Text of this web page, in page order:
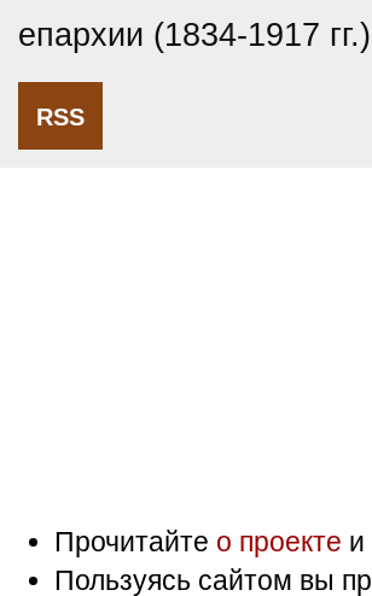
епархии (1834-1917
RSS
Прочитайте о проекте и
Пользуясь сайтом вы